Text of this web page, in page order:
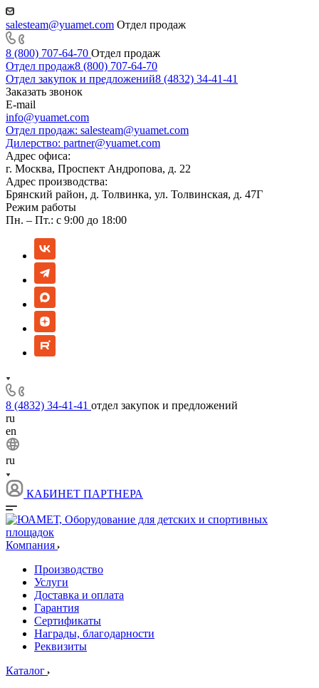
salesteam@yuamet.com Отдел продаж
8 (800) 707-64-70 Отдел продаж
Отдел продаж8 (800) 707-64-70
Отдел закупок и предложений8 (4832) 34-41-41
Заказать звонок
E-mail
info@yuamet.com
Отдел продаж: salesteam@yuamet.com
Дилерство: partner@yuamet.com
Адрес офиса:
г. Москва, Проспект Андропова, д. 22
Адрес производства:
Брянский район, д. Толвинка, ул. Толвинская, д. 47Г
Режим работы
Пн. – Пт.: с 9:00 до 18:00
8 (4832) 34-41-41 отдел закупок и предложений
ru
en
ru
КАБИНЕТ ПАРТНЕРА
Компания
Производство
Услуги
Доставка и оплата
Гарантия
Сертификаты
Награды, благодарности
Реквизиты
Каталог